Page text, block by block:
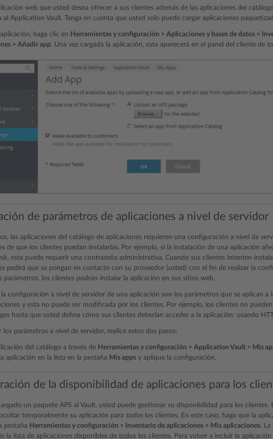
web que usted desea ofrecer a sus clientes además de las aplicaciones del
al Application Vault. Tenga en cuenta que usted solo puede cargar aplicaciones
haga clic en Herramientas y configuración > Aplicaciones y bases de datos >
> Añadir app. Una vez cargada la aplicación, esta aparecerá en el panel del cliente de
de parámetros de aplicaciones a nivel de servidor
las aplicaciones del catálogo de aplicaciones requieren una configuración a nivel de
de que los clientes puedan instalarlas. Por ejemplo, si la instalación de una aplicación
esta puede requerir una contraseña administrativa. Cuando sus clientes intenten
pedirá que se pongan en contacto con su proveedor (usted) con el fin de realizar la
parámetros, los clientes podrán instalar la aplicación en sus sitios web.
configuración a nivel de servidor de una aplicación son los parámetros que se aplican a
y esta no puede ser modificada por los clientes. Por ejemplo, los clientes no
hasta que usted defina cómo sus clientes deberían acceder a la aplicación: usando
los parámetros a nivel de servidor, realice estos dos pasos:
del catálogo a través de Herramientas y configuración > Application Vault > Mis
aplicación en la lista en la pestaña Mis apps y aplique la configuración.
de la disponibilidad de aplicaciones para los
un paquete APS al Vault, usted puede gestionar su disponibilidad para los clientes.
temporalmente su aplicación para todoslos clientes. En este caso, haga que la
pestaña Herramientas y configuración > Inventario de aplicaciones > Mis aplicaciones. La
la lista de aplicaciones disponibles de todos los clientes. Para volver a incluir la aplicación